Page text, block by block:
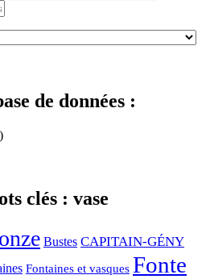
de données :
clés : vase
Bustes CAPITAIN-GÉNY
Fontaines et vasques Fonte